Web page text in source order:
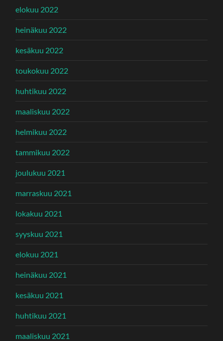
elokuu 2022
heinäkuu 2022
kesäkuu 2022
toukokuu 2022
huhtikuu 2022
maaliskuu 2022
helmikuu 2022
tammikuu 2022
joulukuu 2021
marraskuu 2021
lokakuu 2021
syyskuu 2021
elokuu 2021
heinäkuu 2021
kesäkuu 2021
huhtikuu 2021
maaliskuu 2021